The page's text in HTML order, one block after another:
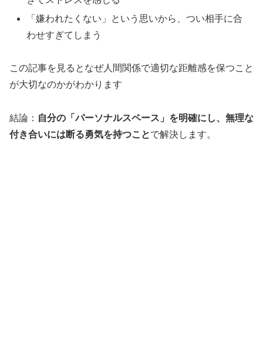
「嫌われたくない」という思いから、つい相手に合
わせすぎてしまう
この記事を見るとなぜ人間関係で適切な距離感を保つこと
が大切なのかがわかります
結論： 自分の「パーソナルスペース」を明確にし、無理な
付き合いには断る勇気を持つことで解決します。